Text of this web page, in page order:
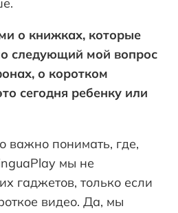
о книжках, которые
следующий мой вопрос
о коротком
сегодня ребенку или
важно понимать, где,
мы не
гаджетов, только если
видео. Да, мы